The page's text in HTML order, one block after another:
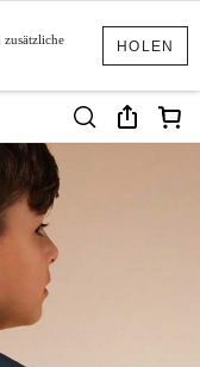
HOLEN
zusätzliche